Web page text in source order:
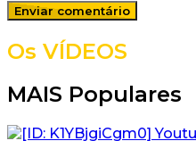
Os VÍDEOS
MAIS Populares